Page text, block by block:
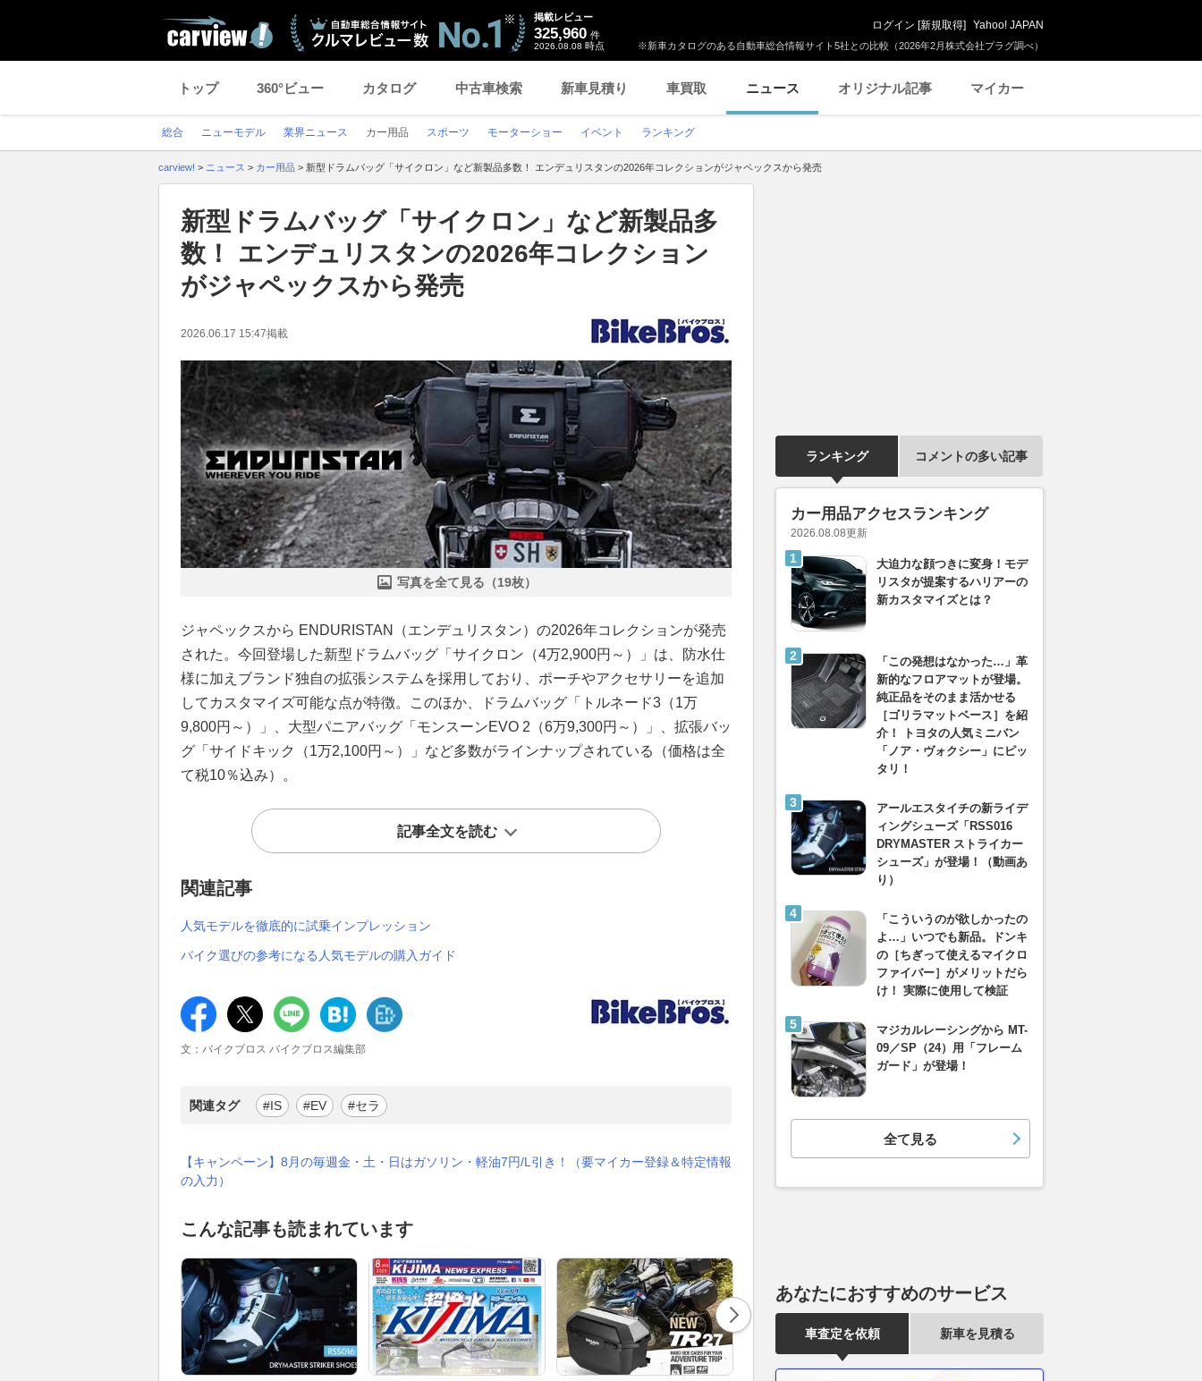
※新車カタログのある自動車総合情報サイト5社との比較（2026年2月株式会社プラグ調べ）
掲載レビュー
325,960 件
2026.08.08 時点
ログイン [新規取得] Yahoo! JAPAN
トップ 360°ビュー カタログ 中古車検索 新車見積り 車買取 ニュース オリジナル記事 マイカー
総合 ニューモデル 業界ニュース カー用品 スポーツ モーターショー イベント ランキング
carview! > ニュース > カー用品 > 新型ドラムバッグ「サイクロン」など新製品多数！ エンデュリスタンの2026年コレクションがジャペックスから発売
新型ドラムバッグ「サイクロン」など新製品多
数！ エンデュリスタンの2026年コレクション
がジャペックスから発売
2026.06.17 15:47掲載
写真を全て見る（19枚）
ジャペックスから ENDURISTAN（エンデュリスタン）の2026年コレクションが発売
された。今回登場した新型ドラムバッグ「サイクロン（4万2,900円～）」は、防水仕
様に加えブランド独自の拡張システムを採用しており、ポーチやアクセサリーを追加
してカスタマイズ可能な点が特徴。このほか、ドラムバッグ「トルネード3（1万
9,800円～）」、大型パニアバッグ「モンスーンEVO 2（6万9,300円～）」、拡張バッ
グ「サイドキック（1万2,100円～）」など多数がラインナップされている（価格は全
て税10％込み）。
記事全文を読む
関連記事
人気モデルを徹底的に試乗インプレッション
バイク選びの参考になる人気モデルの購入ガイド
文：バイクブロス バイクブロス編集部
関連タグ #IS #EV #セラ
【キャンペーン】8月の毎週金・土・日はガソリン・軽油7円/L引き！（要マイカー登録＆特定情報
の入力）
こんな記事も読まれています
ランキング コメントの多い記事
カー用品アクセスランキング
2026.08.08更新
大迫力な顔つきに変身！モデ
リスタが提案するハリアーの
新カスタマイズとは？
「この発想はなかった…」革
新的なフロアマットが登場。
純正品をそのまま活かせる
［ゴリラマットベース］を紹
介！ トヨタの人気ミニバン
「ノア・ヴォクシー」にピッ
タリ！
アールエスタイチの新ライデ
ィングシューズ「RSS016
DRYMASTER ストライカー
シューズ」が登場！（動画あ
り）
「こういうのが欲しかったの
よ…」いつでも新品。ドンキ
の［ちぎって使えるマイクロ
ファイバー］がメリットだら
け！ 実際に使用して検証
マジカルレーシングから MT-
09／SP（24）用「フレーム
ガード」が登場！
全て見る
あなたにおすすめのサービス
車査定を依頼 新車を見積る